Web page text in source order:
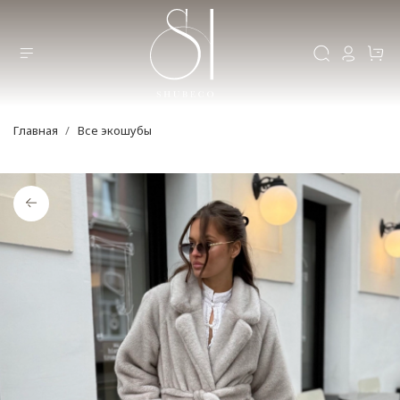
Главная Все экошубы